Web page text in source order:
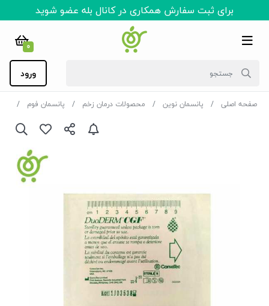
برای ثبت سفارش همکاری در کانال بله عضو شوید
0
ورود
صفحه اصلی پانسمان نوین محصولات درمان زخم پانسمان فوم